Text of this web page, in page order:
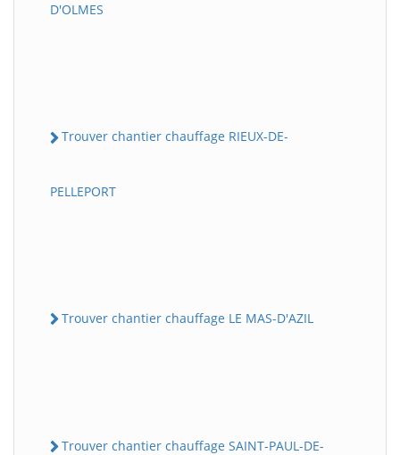
D'OLMES
Trouver chantier chauffage RIEUX-DE-
PELLEPORT
Trouver chantier chauffage LE MAS-D'AZIL
Trouver chantier chauffage SAINT-PAUL-DE-